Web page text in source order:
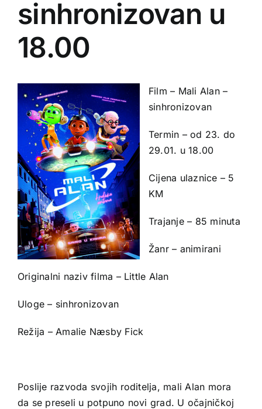
sinhronizovan u
18.00
Film – Mali Alan –
sinhronizovan
Termin – od 23. do
29.01. u 18.00
Cijena ulaznice – 5
KM
Trajanje – 85 minuta
Žanr – animirani
Originalni naziv filma – Little Alan
Uloge – sinhronizovan
Režija – Amalie Næsby Fick
Poslije razvoda svojih roditelja, mali Alan mora
da se preseli u potpuno novi grad. U očajničkoj